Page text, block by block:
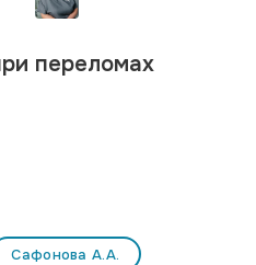
переломах
Сафонова А.А.